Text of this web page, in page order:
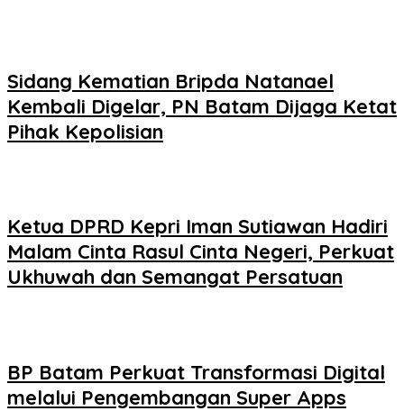
Sidang Kematian Bripda Natanael
Kembali Digelar, PN Batam Dijaga Ketat
Pihak Kepolisian
Ketua DPRD Kepri Iman Sutiawan Hadiri
Malam Cinta Rasul Cinta Negeri, Perkuat
Ukhuwah dan Semangat Persatuan
BP Batam Perkuat Transformasi Digital
melalui Pengembangan Super Apps